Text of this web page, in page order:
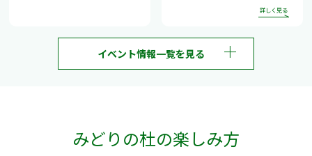
詳しく見る
イベント情報一覧を見る
みどりの杜の楽しみ方